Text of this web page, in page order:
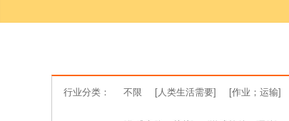
行业分类： 不限 [人类生活需要] [作业；运输]